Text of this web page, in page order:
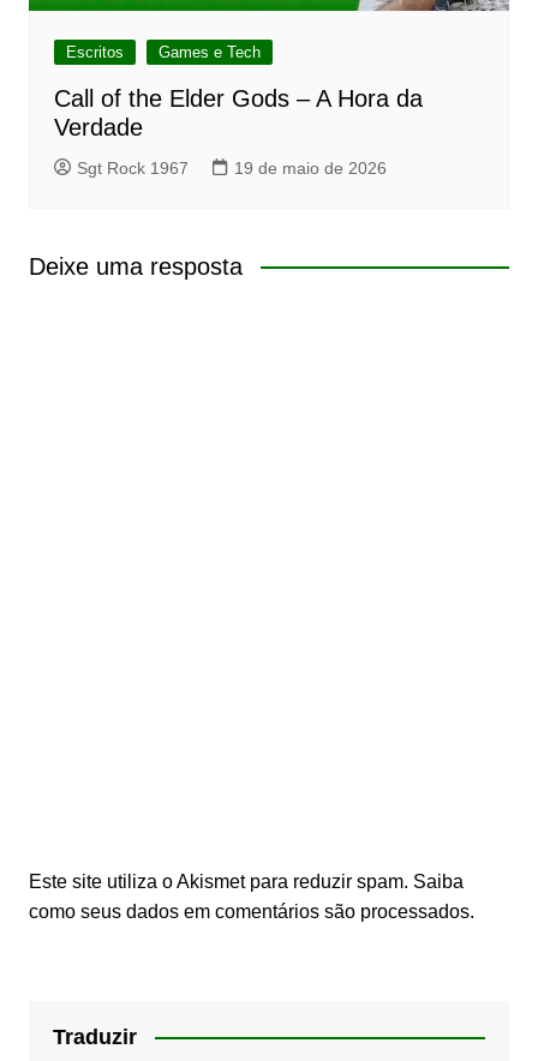
Escritos Games e Tech
Call of the Elder Gods – A Hora da
Verdade
Sgt Rock 1967 19 de maio de 2026
Deixe uma resposta
Este site utiliza o Akismet para reduzir spam. Saiba
como seus dados em comentários são processados.
Traduzir